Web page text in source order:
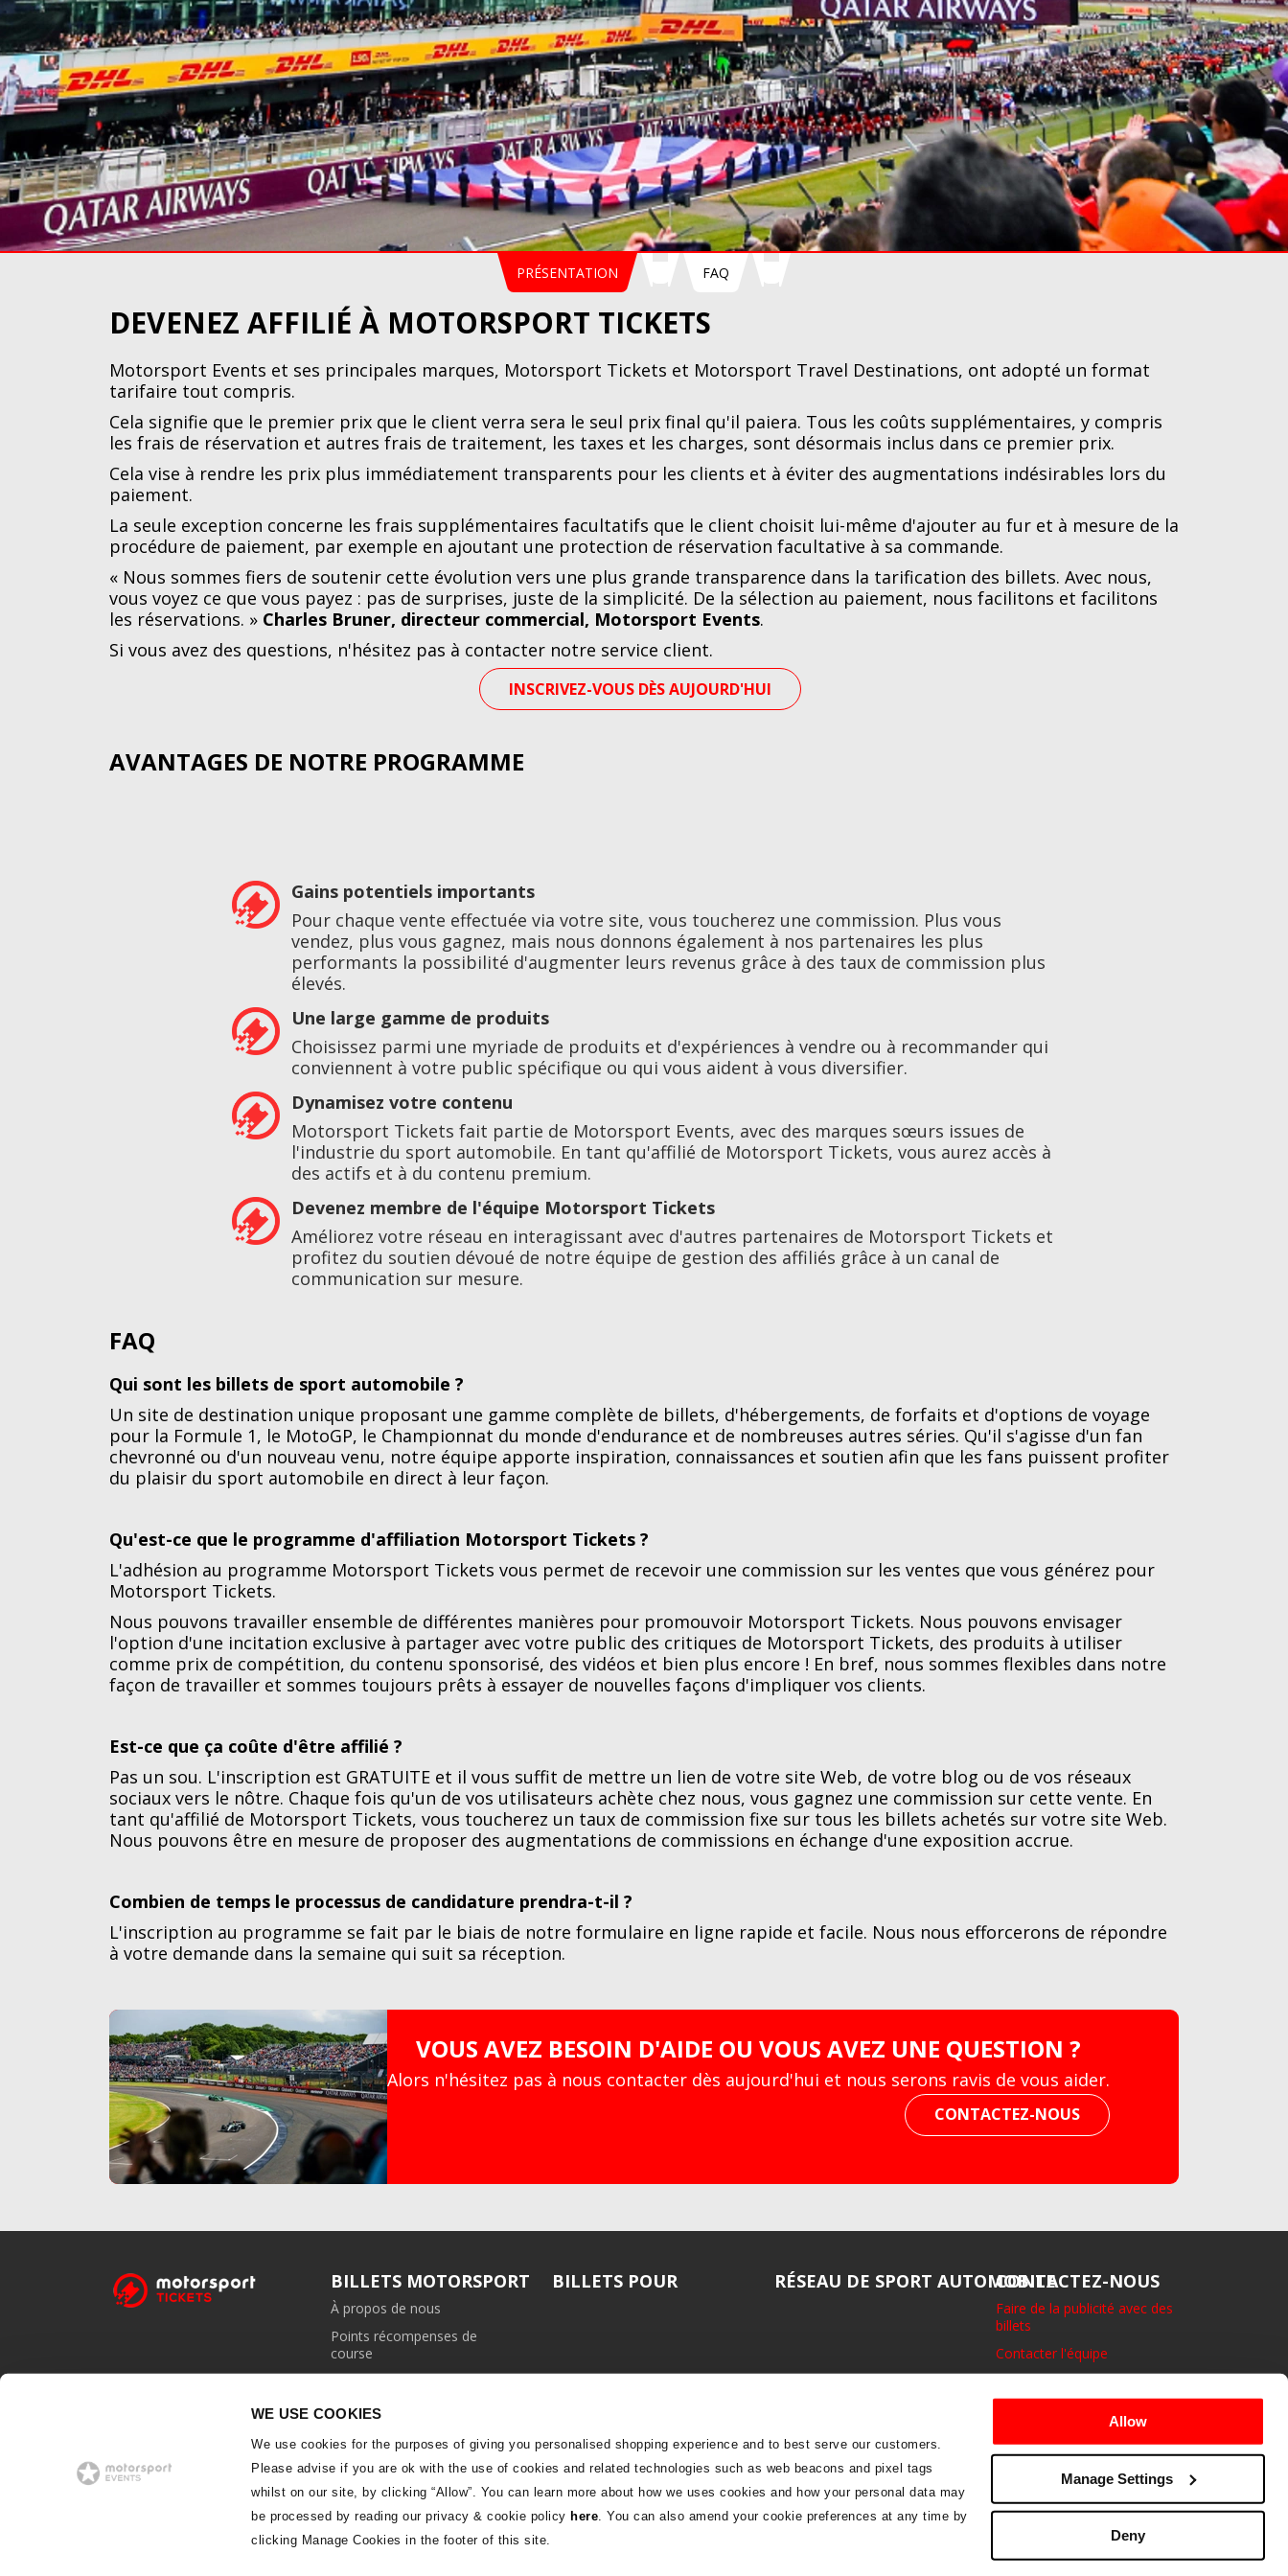
WE USE COOKIES
We use cookies for the purposes of giving you personalised shopping experience and to best serve our customers.
Please advise if you are ok with the use of cookies and related technologies such as web beacons and pixel tags
whilst on our site, by clicking “Allow”. You can learn more about how we uses cookies and how your personal data may
be processed by reading our privacy & cookie policy here . You can also amend your cookie preferences at any time by
clicking Manage Cookies in the footer of this site.
Allow
Manage Settings
Deny
PRÉSENTATION FAQ
DEVENEZ AFFILIÉ À MOTORSPORT TICKETS
Motorsport Events et ses principales marques, Motorsport Tickets et Motorsport Travel Destinations, ont adopté un format
tarifaire tout compris.
Cela signifie que le premier prix que le client verra sera le seul prix final qu'il paiera. Tous les coûts supplémentaires, y compris
les frais de réservation et autres frais de traitement, les taxes et les charges, sont désormais inclus dans ce premier prix.
Cela vise à rendre les prix plus immédiatement transparents pour les clients et à éviter des augmentations indésirables lors du
paiement.
La seule exception concerne les frais supplémentaires facultatifs que le client choisit lui-même d'ajouter au fur et à mesure de la
procédure de paiement, par exemple en ajoutant une protection de réservation facultative à sa commande.
« Nous sommes fiers de soutenir cette évolution vers une plus grande transparence dans la tarification des billets. Avec nous,
vous voyez ce que vous payez : pas de surprises, juste de la simplicité. De la sélection au paiement, nous facilitons et facilitons
les réservations. » Charles Bruner, directeur commercial, Motorsport Events.
Si vous avez des questions, n'hésitez pas à contacter notre service client.
INSCRIVEZ-VOUS DÈS AUJOURD'HUI
AVANTAGES DE NOTRE PROGRAMME
Gains potentiels importants
Pour chaque vente effectuée via votre site, vous toucherez une commission. Plus vous
vendez, plus vous gagnez, mais nous donnons également à nos partenaires les plus
performants la possibilité d'augmenter leurs revenus grâce à des taux de commission plus
élevés.
Une large gamme de produits
Choisissez parmi une myriade de produits et d'expériences à vendre ou à recommander qui
conviennent à votre public spécifique ou qui vous aident à vous diversifier.
Dynamisez votre contenu
Motorsport Tickets fait partie de Motorsport Events, avec des marques sœurs issues de
l'industrie du sport automobile. En tant qu'affilié de Motorsport Tickets, vous aurez accès à
des actifs et à du contenu premium.
Devenez membre de l'équipe Motorsport Tickets
Améliorez votre réseau en interagissant avec d'autres partenaires de Motorsport Tickets et
profitez du soutien dévoué de notre équipe de gestion des affiliés grâce à un canal de
communication sur mesure.
FAQ
Qui sont les billets de sport automobile ?
Un site de destination unique proposant une gamme complète de billets, d'hébergements, de forfaits et d'options de voyage
pour la Formule 1, le MotoGP, le Championnat du monde d'endurance et de nombreuses autres séries. Qu'il s'agisse d'un fan
chevronné ou d'un nouveau venu, notre équipe apporte inspiration, connaissances et soutien afin que les fans puissent profiter
du plaisir du sport automobile en direct à leur façon.
Qu'est-ce que le programme d'affiliation Motorsport Tickets ?
L'adhésion au programme Motorsport Tickets vous permet de recevoir une commission sur les ventes que vous générez pour
Motorsport Tickets.
Nous pouvons travailler ensemble de différentes manières pour promouvoir Motorsport Tickets. Nous pouvons envisager
l'option d'une incitation exclusive à partager avec votre public des critiques de Motorsport Tickets, des produits à utiliser
comme prix de compétition, du contenu sponsorisé, des vidéos et bien plus encore ! En bref, nous sommes flexibles dans notre
façon de travailler et sommes toujours prêts à essayer de nouvelles façons d'impliquer vos clients.
Est-ce que ça coûte d'être affilié ?
Pas un sou. L'inscription est GRATUITE et il vous suffit de mettre un lien de votre site Web, de votre blog ou de vos réseaux
sociaux vers le nôtre. Chaque fois qu'un de vos utilisateurs achète chez nous, vous gagnez une commission sur cette vente. En
tant qu'affilié de Motorsport Tickets, vous toucherez un taux de commission fixe sur tous les billets achetés sur votre site Web.
Nous pouvons être en mesure de proposer des augmentations de commissions en échange d'une exposition accrue.
Combien de temps le processus de candidature prendra-t-il ?
L'inscription au programme se fait par le biais de notre formulaire en ligne rapide et facile. Nous nous efforcerons de répondre
à votre demande dans la semaine qui suit sa réception.
VOUS AVEZ BESOIN D'AIDE OU VOUS AVEZ UNE QUESTION ?
Alors n'hésitez pas à nous contacter dès aujourd'hui et nous serons ravis de vous aider.
CONTACTEZ-NOUS
BILLETS MOTORSPORT
À propos de nous
Points récompenses de
course
BILLETS POUR RÉSEAU DE SPORT AUTOMOBILECONTACTEZ-NOUS
Faire de la publicité avec des
billets
Contacter l'équipe
TW 9 1 AG. Royaume-Uni.
ou vous dérange
LAISSER DES
COMMENTAIRES
Termes et conditions
Nous contacter